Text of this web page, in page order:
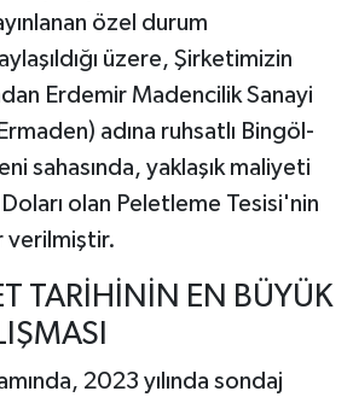
özel durum
üzere, Şirketimizin
Erdemir Madencilik Sanayi
adına ruhsatlı Bingöl-
sahasında, yaklaşık maliyeti
olan Peletleme Tesisi'nin
verilmiştir.
TARİHİNİN EN BÜYÜK
2023 yılında sondaj